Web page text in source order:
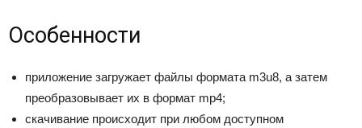
Особенности
приложение загружает файлы формата m3u8, а затем
преобразовывает их в формат mp4;
скачивание происходит при любом доступном